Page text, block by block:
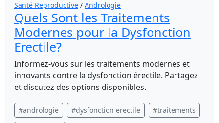
Santé Reproductive / Andrologie
Quels Sont les Traitements
Modernes pour la Dysfonction
Erectile?
Informez-vous sur les traitements modernes et
innovants contre la dysfonction érectile. Partagez
et discutez des options disponibles.
#andrologie #dysfonction erectile #traitements